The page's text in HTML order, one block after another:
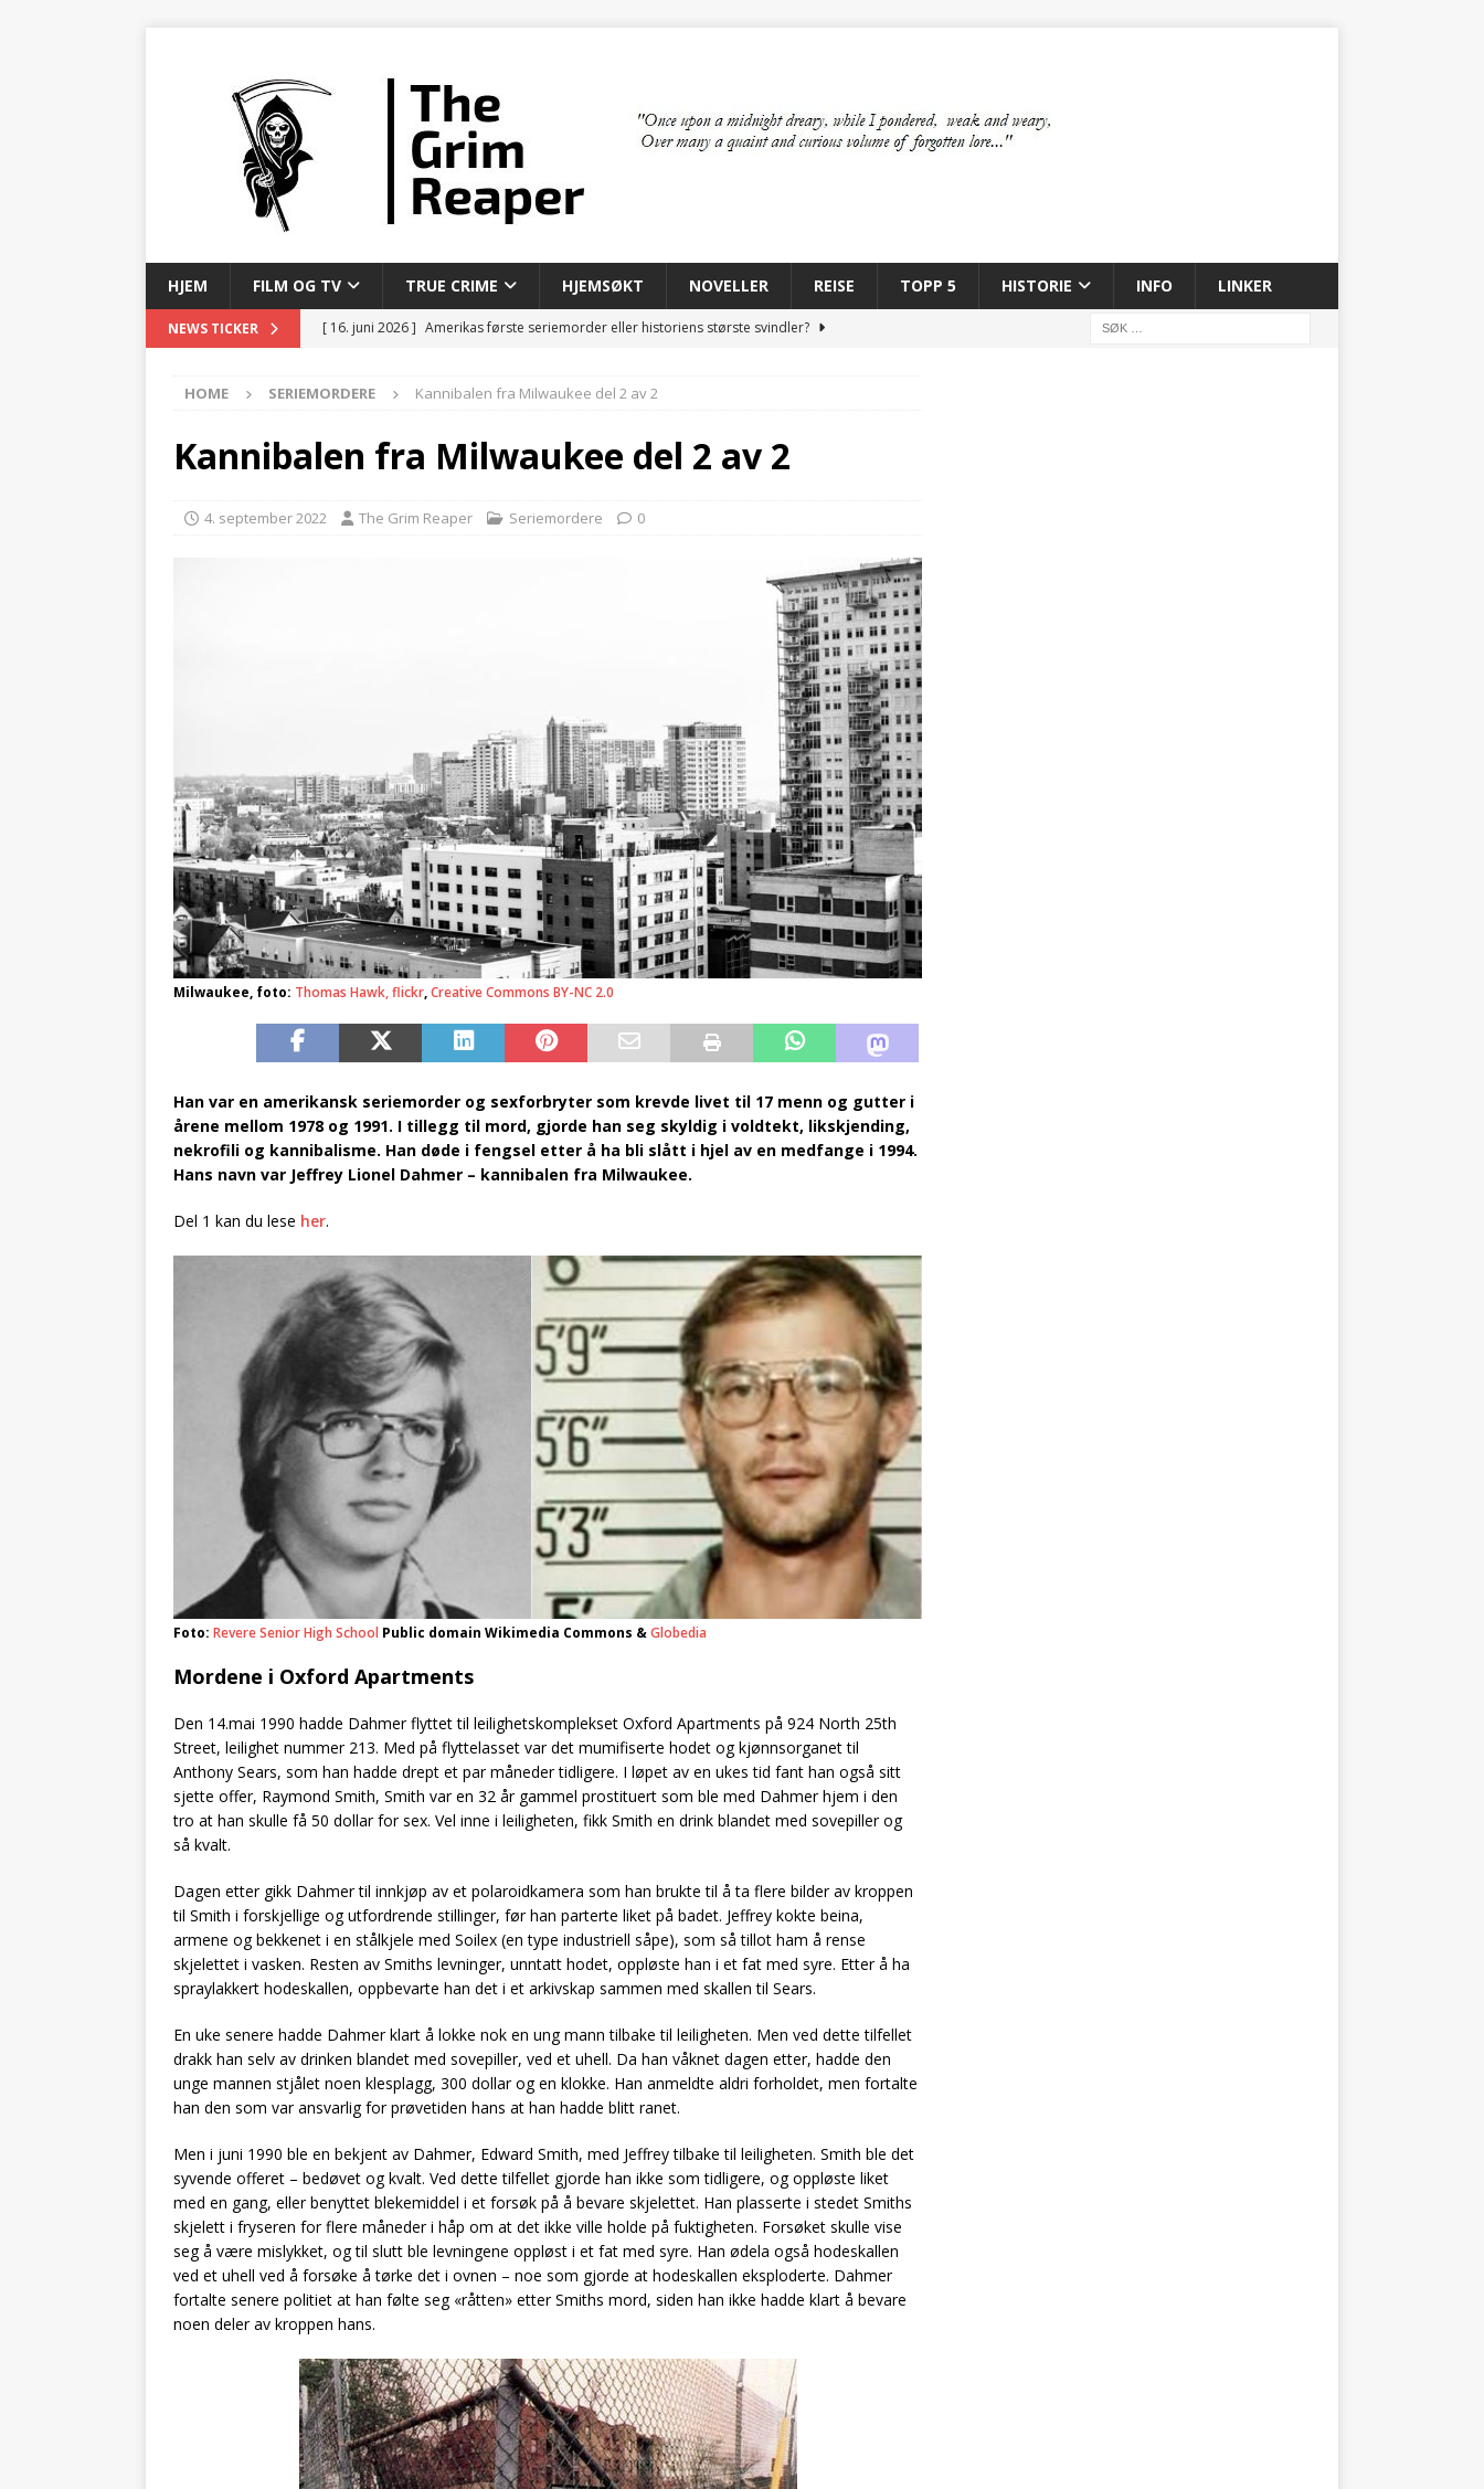
HJEM FILM OG TV TRUE CRIME HJEMSØKT NOVELLER REISE TOPP 5 HISTORIE INFO LINKER
NEWS TICKER [ 16. juni 2026 ] Amerikas første seriemorder eller historiens største svindler?
[ 6. juni 2026 ]
Mannen som bygde den moderne mafiaen
[ 3. juni 2026 ]
Fra Sicilia til New York: Mafiaens første år i Amerika
MAFIA
[ 19. juni 2026 ] Murder Castle – sannheten bak H.H. Holmes’ beryktede dødslabyrint
HOME SERIEMORDERE Kannibalen fra Milwaukee del 2 av 2
Kannibalen fra Milwaukee del 2 av 2
4. september 2022 The Grim Reaper Seriemordere 0
Milwaukee, foto: Thomas Hawk, flickr,Creative Commons BY-NC 2.0
Han var en amerikansk seriemorder og sexforbryter som krevde livet til 17 menn og gutter i
årene mellom 1978 og 1991. I tillegg til mord, gjorde han seg skyldig i voldtekt, likskjending,
nekrofili og kannibalisme. Han døde i fengsel etter å ha bli slått i hjel av en medfange i 1994.
Hans navn var Jeffrey Lionel Dahmer – kannibalen fra Milwaukee.
Del 1 kan du lese her.
Foto: Revere Senior High School Public domain Wikimedia Commons &Globedia
Mordene i Oxford Apartments
Den 14.mai 1990 hadde Dahmer flyttet til leilighetskomplekset Oxford Apartments på 924 North 25th
Street, leilighet nummer 213. Med på flyttelasset var det mumifiserte hodet og kjønnsorganet til
Anthony Sears, som han hadde drept et par måneder tidligere. I løpet av en ukes tid fant han også sitt
sjette offer, Raymond Smith, Smith var en 32 år gammel prostituert som ble med Dahmer hjem i den
tro at han skulle få 50 dollar for sex. Vel inne i leiligheten, fikk Smith en drink blandet med sovepiller og
så kvalt.
Dagen etter gikk Dahmer til innkjøp av et polaroidkamera som han brukte til å ta flere bilder av kroppen
til Smith i forskjellige og utfordrende stillinger, før han parterte liket på badet. Jeffrey kokte beina,
armene og bekkenet i en stålkjele med Soilex (en type industriell såpe), som så tillot ham å rense
skjelettet i vasken. Resten av Smiths levninger, unntatt hodet, oppløste han i et fat med syre. Etter å ha
spraylakkert hodeskallen, oppbevarte han det i et arkivskap sammen med skallen til Sears.
En uke senere hadde Dahmer klart å lokke nok en ung mann tilbake til leiligheten. Men ved dette tilfellet
drakk han selv av drinken blandet med sovepiller, ved et uhell. Da han våknet dagen etter, hadde den
unge mannen stjålet noen klesplagg, 300 dollar og en klokke. Han anmeldte aldri forholdet, men fortalte
han den som var ansvarlig for prøvetiden hans at han hadde blitt ranet.
Men i juni 1990 ble en bekjent av Dahmer, Edward Smith, med Jeffrey tilbake til leiligheten. Smith ble det
syvende offeret – bedøvet og kvalt. Ved dette tilfellet gjorde han ikke som tidligere, og oppløste liket
med en gang, eller benyttet blekemiddel i et forsøk på å bevare skjelettet. Han plasserte i stedet Smiths
skjelett i fryseren for flere måneder i håp om at det ikke ville holde på fuktigheten. Forsøket skulle vise
seg å være mislykket, og til slutt ble levningene oppløst i et fat med syre. Han ødela også hodeskallen
ved et uhell ved å forsøke å tørke det i ovnen – noe som gjorde at hodeskallen eksploderte. Dahmer
fortalte senere politiet at han følte seg «råtten» etter Smiths mord, siden han ikke hadde klart å bevare
noen deler av kroppen hans.